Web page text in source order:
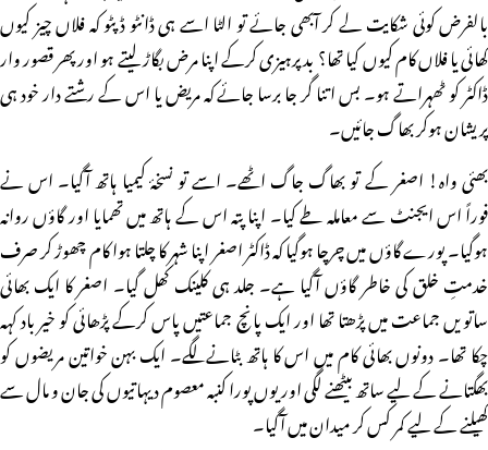
بالفرض کوئی شکایت لے کر آبھی جائے تو الٹا اسے ہی ڈانٹو ڈپٹو کہ فلاں چیز کیوں
کھائی یا فلاں کام کیوں کیا تھا؟ بدپرہیزی کرکے اپنا مرض بگاڑ لیتے ہو اور پھر قصور وار
ڈاکٹر کو ٹھہراتے ہو۔ بس اتنا گر جا برسا جائے کہ مریض یا اس کے رشتے دار خود ہی
پریشان ہوکر بھاگ جائیں۔
بھئی واہ! اصغر کے تو بھاگ جاگ اٹھے۔ اسے تو نسخۂ کیمیا ہاتھ آگیا۔ اس نے
فوراً اس ایجنٹ سے معاملہ طے کیا۔ اپنا پتہ اس کے ہاتھ میں تھمایا اور گاؤں روانہ
ہوگیا۔ پورے گاؤں میں چرچا ہوگیا کہ ڈاکٹر اصغر اپنا شہر کا چلتا ہوا کام چھوڑ کر صرف
خدمتِ خلق کی خاطر گاؤں آگیا ہے۔ جلد ہی کلینک کھل گیا۔ اصغر کا ایک بھائی
ساتویں جماعت میں پڑھتا تھا اور ایک پانچ جماعتیں پاس کرکے پڑھائی کو خیر باد کہہ
چکا تھا۔ دونوں بھائی کام میں اس کا ہاتھ بٹانےلگے۔ ایک بہن خواتین مریضوں کو
بھگتانے کے لیے ساتھ بیٹھنے لگی اور یوں پورا کنبہ معصوم دیہاتیوں کی جان و مال سے
کھیلنے کے لیے کمر کس کر میدان میں آگیا۔